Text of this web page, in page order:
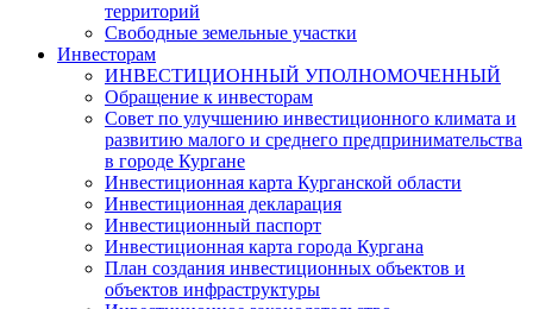
территорий
Свободные земельные участки
Инвесторам
ИНВЕСТИЦИОННЫЙ УПОЛНОМОЧЕННЫЙ
Обращение к инвесторам
Совет по улучшению инвестиционного климата и
развитию малого и среднего предпринимательства
в городе Кургане
Инвестиционная карта Курганской области
Инвестиционная декларация
Инвестиционный паспорт
Инвестиционная карта города Кургана
План создания инвестиционных объектов и
объектов инфраструктуры